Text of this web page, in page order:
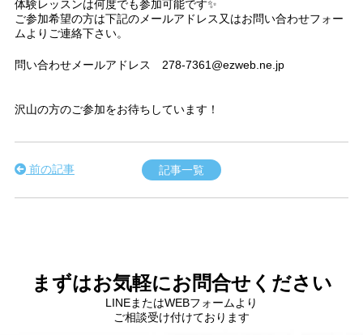
体験レッスンは何度でも参加可能です✨
ご参加希望の方は下記のメールアドレス又はお問い合わせフォー
ムよりご連絡下さい。
問い合わせメールアドレス 278-7361@ezweb.ne.jp
沢山の方のご参加をお待ちしています！
前の記事 記事一覧
まずはお気軽にお問合せください
LINEまたはWEBフォームより
ご相談受け付けております